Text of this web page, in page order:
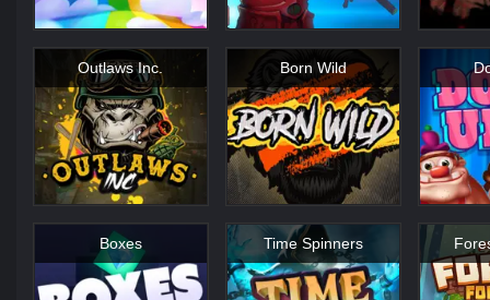
Outlaws Inc. Born Wild
Boxes Time Spinners